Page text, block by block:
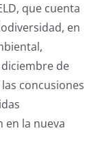
que cuenta
en
de
concusiones
en la nueva